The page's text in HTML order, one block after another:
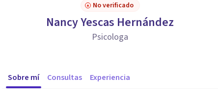
No verificado
Nancy Yescas Hernández
Psicologa
Sobre mí Consultas Experiencia